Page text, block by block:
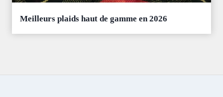
Meilleurs plaids haut de gamme en 2026